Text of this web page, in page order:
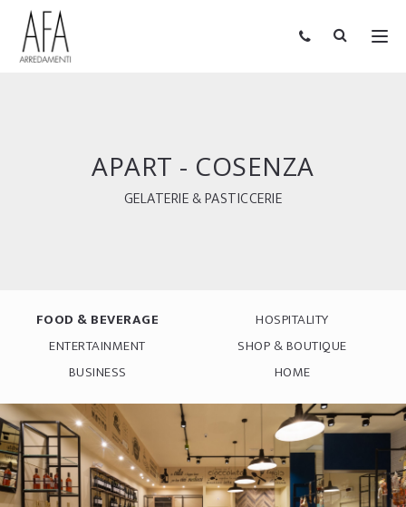
APART - COSENZA
GELATERIE & PASTICCERIE
FOOD & BEVERAGE
HOSPITALITY
ENTERTAINMENT
SHOP & BOUTIQUE
BUSINESS
HOME